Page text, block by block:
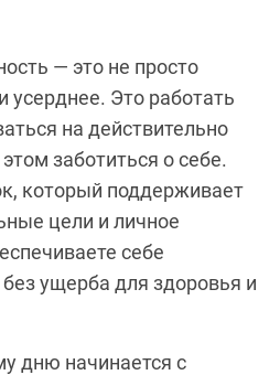
— это не просто
усерднее. Это работать
на действительно
заботиться о себе.
который поддерживает
цели и личное
себе
ущерба для здоровья и
дню начинается с